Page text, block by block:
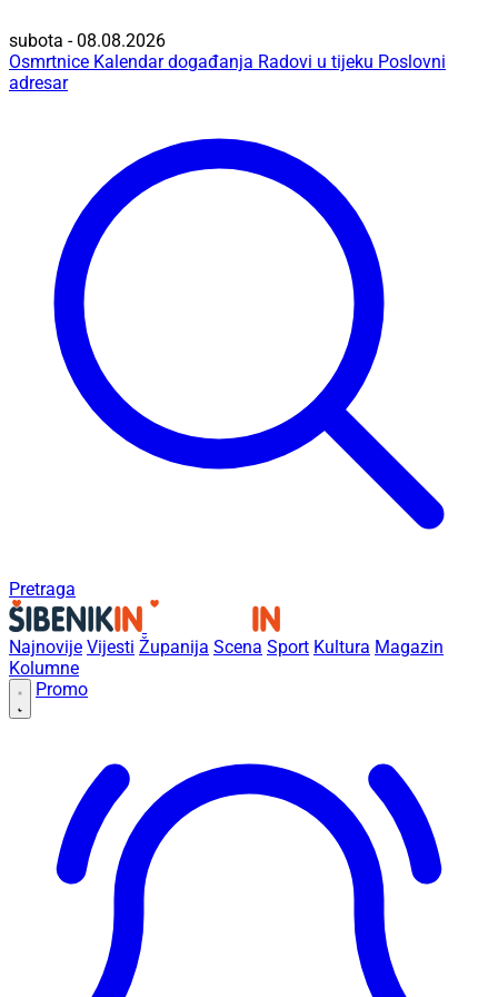
subota - 08.08.2026
Osmrtnice Kalendar događanja Radovi u tijeku Poslovni
adresar
Pretraga
Najnovije Vijesti Županija Scena Sport Kultura Magazin
Kolumne
Promo